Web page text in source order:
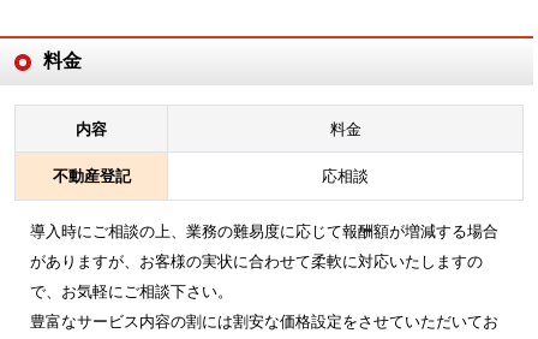
料金
内容 料金
不動産登記 応相談
導入時にご相談の上、業務の難易度に応じて報酬額が増減する場合
がありますが、お客様の実状に合わせて柔軟に対応いたしますの
で、お気軽にご相談下さい。
豊富なサービス内容の割には割安な価格設定をさせていただいてお